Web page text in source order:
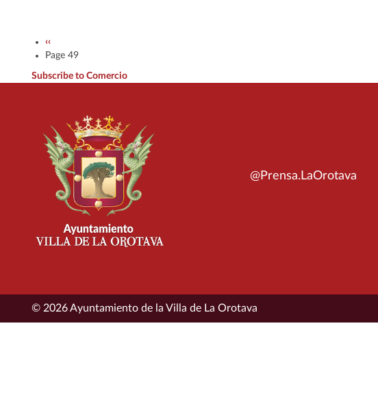
Pagination
Previous page
‹‹
Page 49
Subscribe to Comercio
@Prensa.LaOrotava
© 2026 Ayuntamiento de la Villa de La Orotava